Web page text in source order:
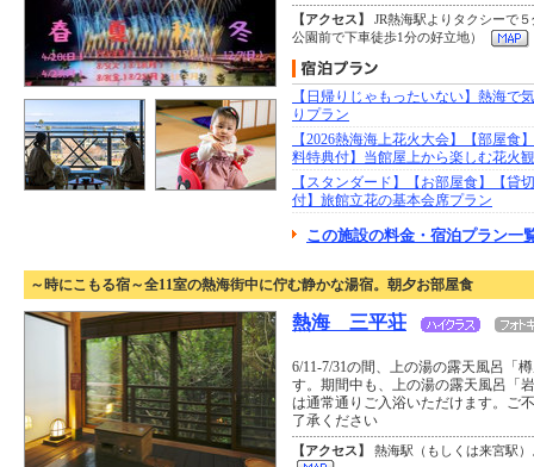
【アクセス】
JR熱海駅よりタクシーで
公園前で下車徒歩1分の好立地）
【日帰りじゃもったいない】熱海で
りプラン
【2026熱海海上花火大会】【部屋食
料特典付】当館屋上から楽しむ花火
【スタンダード】【お部屋食】【貸
付】旅館立花の基本会席プラン
この施設の料金・宿泊プラン
～時にこもる宿～全11室の熱海街中に佇む静かな湯宿。朝夕お部屋食
熱海 三平荘
6/11-7/31の間、上の湯の露天風呂「
す。期間中も、上の湯の露天風呂「
は通常通りご入浴いただけます。ご
了承ください
【アクセス】 熱海駅（もしくは来宮駅